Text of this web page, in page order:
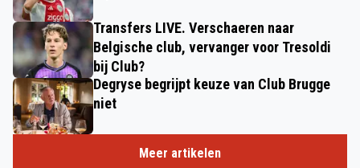
Transfers LIVE. Verschaeren naar
Belgische club, vervanger voor Tresoldi
bij Club?
Degryse begrijpt keuze van Club Brugge
niet
Meer artikelen